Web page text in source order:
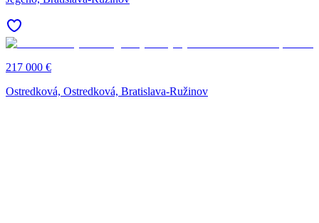
217 000 €
Ostredková, Ostredková, Bratislava-Ružinov